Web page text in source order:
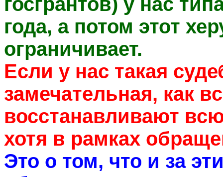
года, а потом этот
ограничивает.
Если у нас такая
замечательная, как
восстанавливают
хотя в рамках
Это о том, что и за